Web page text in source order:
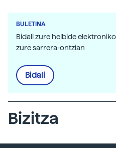
BULETINA
Bidali zure helbide
zure sarrera-ontzian
Bidali
Bizitza